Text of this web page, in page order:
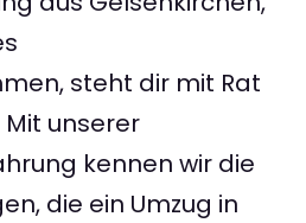
steht dir mit Rat
Mit unserer
kennen wir die
die ein Umzug in